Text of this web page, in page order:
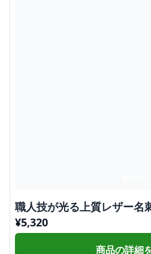
職人技が光る上質レザー名
¥5,320
商品の詳細